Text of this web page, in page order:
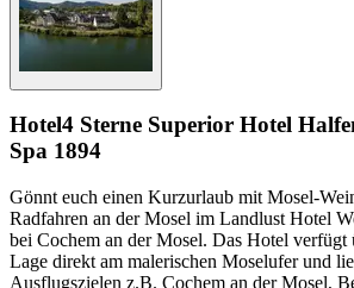
Hotel4 Sterne Superior Hotel
Spa 1894
Gönnt euch einen Kurzurlaub mit Mosel-
Radfahren an der Mosel im Landlust Hotel
bei Cochem an der Mosel. Das Hotel verfügt
Lage direkt am malerischen Moselufer und
Ausflugszielen z.B. Cochem an der Mosel,